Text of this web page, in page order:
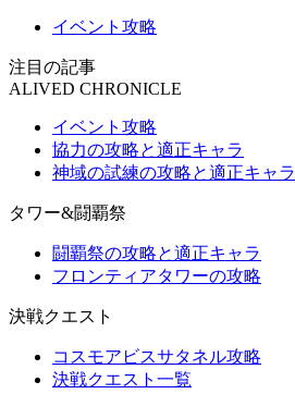
イベント攻略
注目の記事
ALIVED CHRONICLE
イベント攻略
協力の攻略と適正キャラ
神域の試練の攻略と適正キャラ
タワー&闘覇祭
闘覇祭の攻略と適正キャラ
フロンティアタワーの攻略
決戦クエスト
コスモアビスサタネル攻略
決戦クエスト一覧